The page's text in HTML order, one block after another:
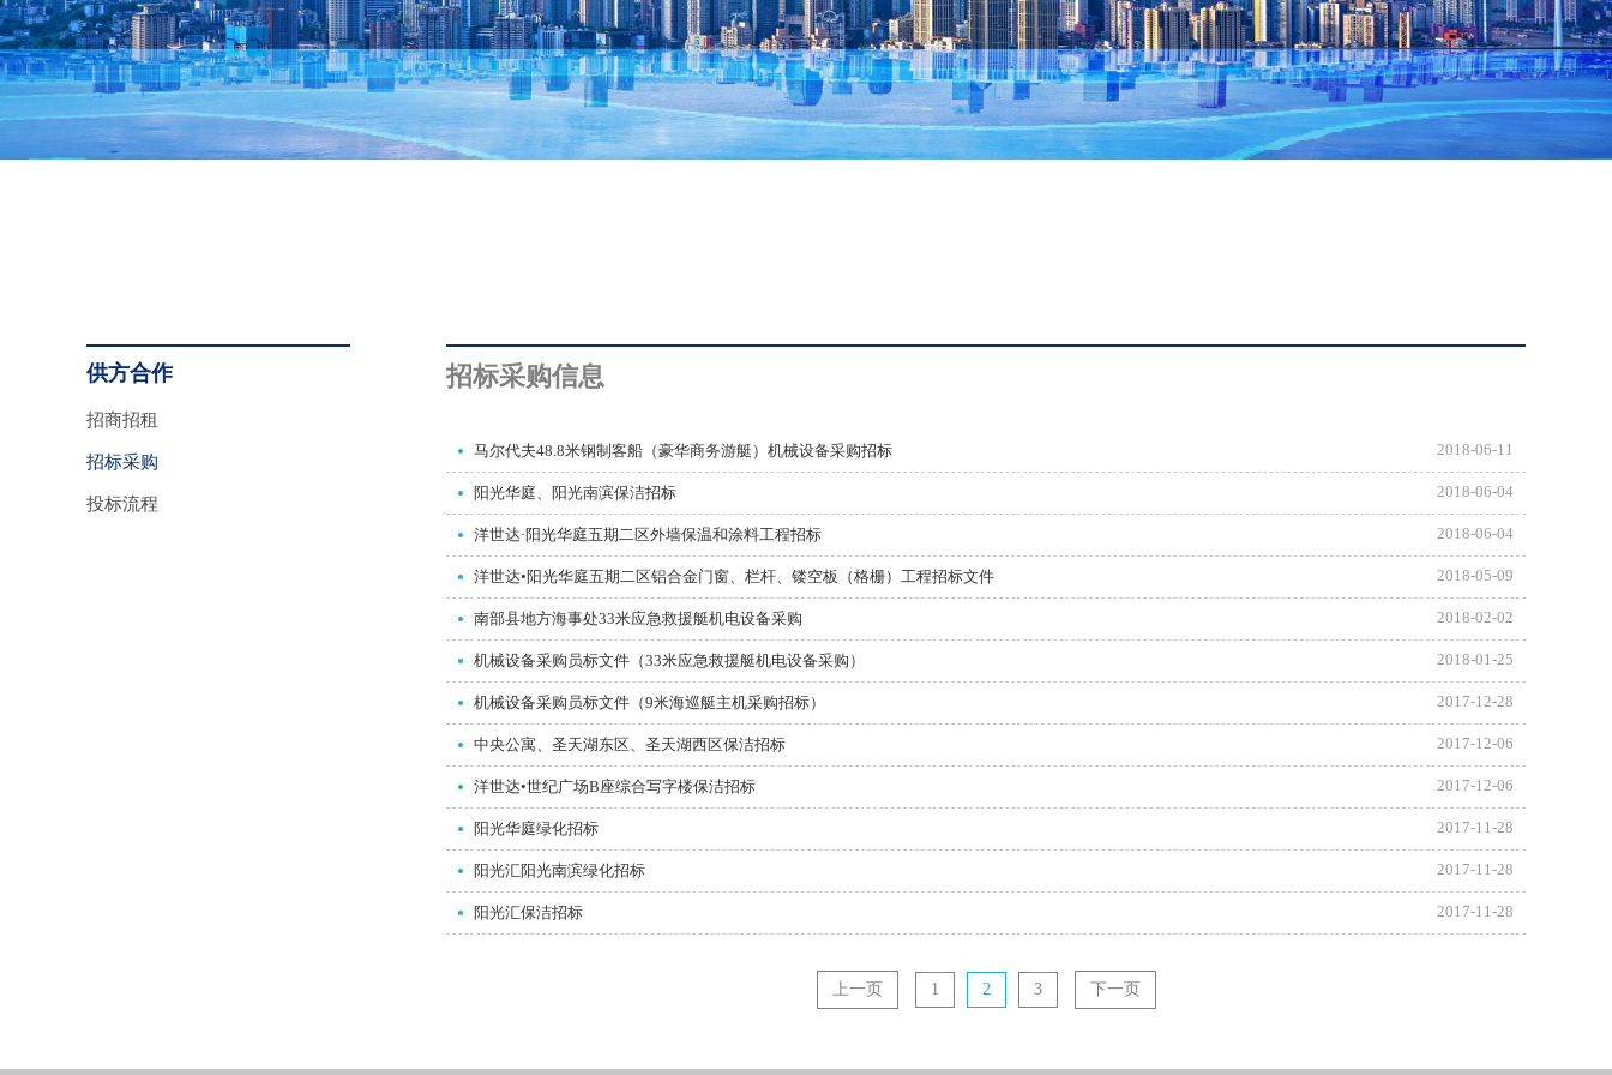
供方合作
招商招租
招标采购
投标流程
招标采购信息
马尔代夫48.8米钢制客船（豪华商务游艇）机械设备采购招标 2018-06-11
阳光华庭、阳光南滨保洁招标 2018-06-04
洋世达·阳光华庭五期二区外墙保温和涂料工程招标 2018-06-04
洋世达•阳光华庭五期二区铝合金门窗、栏杆、镂空板（格栅）工程招标文件 2018-05-09
南部县地方海事处33米应急救援艇机电设备采购 2018-02-02
机械设备采购员标文件（33米应急救援艇机电设备采购） 2018-01-25
机械设备采购员标文件（9米海巡艇主机采购招标） 2017-12-28
中央公寓、圣天湖东区、圣天湖西区保洁招标 2017-12-06
洋世达•世纪广场B座综合写字楼保洁招标 2017-12-06
阳光华庭绿化招标 2017-11-28
阳光汇阳光南滨绿化招标 2017-11-28
阳光汇保洁招标 2017-11-28
上一页 1 2 3 下一页